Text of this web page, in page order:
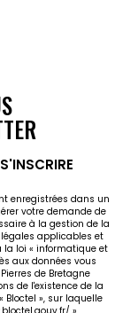
S'INSCRIRE
enregistrées dans un
votre demande de
à la gestion de la
applicables et
la loi « informatique et
aux données vous
de Bretagne
de l'existence de la
», sur laquelle